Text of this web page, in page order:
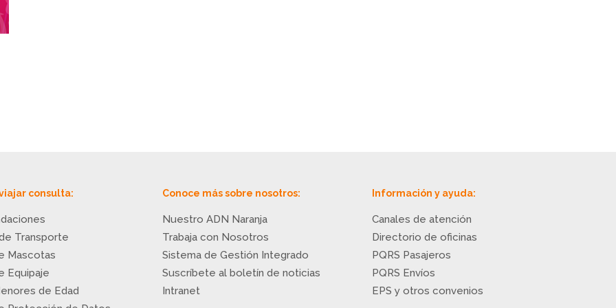
consulta:
Transporte
Mascotas
Equipaje
de Edad
Conoce más sobre nosotros:
Nuestro ADN Naranja
Trabaja con Nosotros
Sistema de Gestión Integrado
Suscríbete al boletín de noticias
Intranet
Información y ayuda:
Canales de atención
Directorio de oficinas
PQRS Pasajeros
PQRS Envíos
EPS y otros convenios